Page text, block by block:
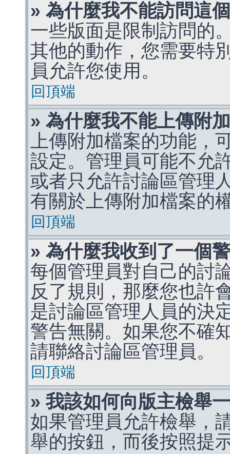
» 為什麼我不能訪問這
一些版面是限制訪問的
其他的動作，您需要特
員允許您使用。
回頂端
» 為什麼我不能上傳附
上傳附加檔案的功能，
設定。管理員可能不允
或者只允許討論區管理
有關於上傳附加檔案的
回頂端
» 為什麼我收到了一個
每個管理員對自己的討
反了規則，那麼您也許
是討論區管理人員的決
警告無關。如果您不確
請聯絡討論區管理員。
回頂端
» 我該如何向版主檢舉
如果管理員允許檢舉，
舉的按鈕，而後按照提